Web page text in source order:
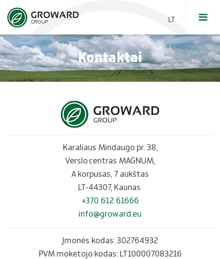
Švieži kiaušiniai
Kiaušinių milteliai
Baltic Egg Production
Grūdai ir žaliavos
Supirkimas
Kontaktai
Karaliaus Mindaugo pr. 38,
Verslo centras MAGNUM,
A korpusas, 7 aukštas
LT-44307, Kaunas
+370 612 61666
info@groward.eu
Įmonės kodas: 302764932
PVM mokėtojo kodas: LT100007083216